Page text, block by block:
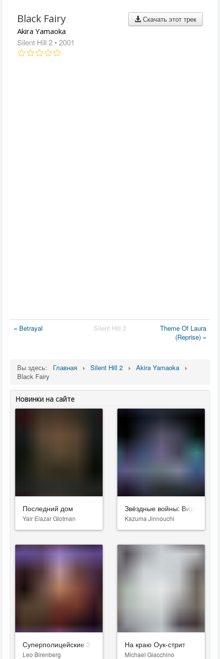
Скачать этот трек
Black Fairy
Akira Yamaoka
Silent Hill 2 • 2001
« Betrayal Silent Hill 2
Theme Of Laura
(Reprise) »
Вы здесь: Главная Silent Hill 2
Akira Yamaoka
Black Fairy
Новинки на сайте
Последний дом
Yair Elazar Glotman
Звёздные войны: Видения.
Kazuma Jinnouchi
Суперполицейские 3
Leo Birenberg
На краю Оук-стрит
Michael Giacchino